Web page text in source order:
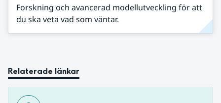
Forskning och avancerad modellutveckling för att
du ska veta vad som väntar.
Relaterade länkar